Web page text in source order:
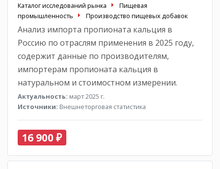
Каталог исследований рынка
Пищевая
промышленность
Производство пищевых добавок
Анализ импорта пропионата кальция в
Россию по отраслям применения в 2025 году,
содержит данные по производителям,
импортерам пропионата кальция в
натуральном и стоимостном измерении.
Актуальность: март 2025 г.
Источники: Внешнеторговая статистика
16 900 ₽